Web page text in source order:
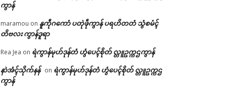
ကွာန်
maramou on နူကဵုဂကောံ ပတုဲဖဵုကွာန် ပရဟိတတံ သွံစမံၚ်
တိဗလး ကွာန်ဒူရာ
Rea Jea on ရဲကွာန်မုဟ်ဒုန်တံ ဟွံပေၚ်စိုတ် လ္တူဥက္ကဌကွာန်
နာဲအံၚ်သိုက်နန် on ရဲကွာန်မုဟ်ဒုန်တံ ဟွံပေၚ်စိုတ် လ္တူဥက္ကဌ
ကွာန်